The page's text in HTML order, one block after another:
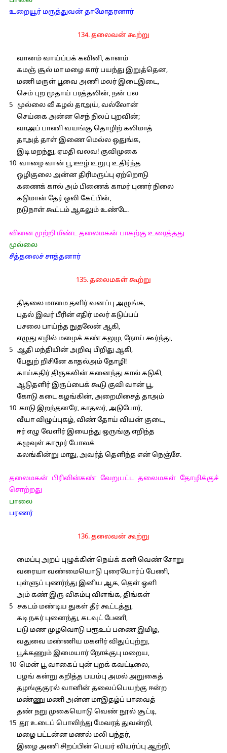
உறையூர் மருத்துவன் தாமோதரனார்
134. தலைவன் கூற்று
வானம் வாய்ப்பக் கவினி, கானம்
கமஞ் சூல் மா மழை கார் பயந்து இறுத்தென,
மணி மருள் பூவை அணி மலர் இடைஇடை,
செம் புற மூதாய் பரத்தலின், நன் பல
5 முல்லை வீ கழல் தாஅய், வல்லோன்
செய்கை அன்ன செந் நிலப் புறவின்;
வாஅப் பாணி வயங்கு தொழிற் கலிமாத்
தாஅத் தாள் இணை மெல்ல ஒதுங்க,
இடி மறந்து, ஏமதி வலவ! குவிமுகை
10 வாழை வான் பூ ஊழ் உறுபு உதிர்ந்த
ஒழிகுலை அன்ன திரிமருப்பு ஏற்றொடு
கணைக் கால் அம் பிணைக் காமர் புணர் நிலை
கடுமான் தேர் ஒலி கேட்பின்,
நடுநாள் கூட்டம் ஆகலும் உண்டே.
வினை முற்றி மீண்ட தலைமகன் பாகற்கு உரைத்தது
முல்லை
சீத்தலைச் சாத்தனார்
135. தலைமகள் கூற்று
திதலை மாமை தளிர் வனப்பு அழுங்க,
புதல் இவர் பீரின் எதிர் மலர் கடுப்பப்
பசலை பாய்ந்த நுதலேன் ஆகி,
எழுது எழில் மழைக் கண் கலுழ, நோய் கூர்ந்து,
5 ஆதி மந்தியின் அறிவு பிறிது ஆகி,
பேதுற் றிசினே காதல்அம் தோழி!
காய்கதிர் திருகலின் கனைந்து கால் கடுகி,
ஆடுதளிர் இருப்பைக் கூடு குவி வான் பூ,
கோடு கடை கழங்கின், அறைமிசைத் தாஅம்
10 காடு இறந்தனரே, காதலர், அடுபோர்,
வீயா விழுப்புகழ், விண் தோய் வியன் குடை,
ஈர் எழு வேளிர் இயைந்து ஒருங்கு எறிந்த
கழுவுள் காமூர் போலக்
கலங்கின்று மாது, அவர்த் தெளிந்த என் நெஞ்சே.
தலைமகன் பிரிவின்கண் வேறுபட்ட தலைமகள் தோழிக்குச்
சொற்றது
பாலை
பரணர்
136. தலைவன் கூற்று
மைப்பு அறப் புழுக்கின் நெய்க் கனி வெண் சோறு
வரையா வண்மையொடு புரையோர்ப் பேணி,
புள்ளுப் புணர்ந்து இனிய ஆக, தெள் ஒளி
அம் கண் இரு விசும்பு விளங்க, திங்கள்
5 சகடம் மண்டிய துகள் தீர் கூட்டத்து,
கடி நகர் புனைந்து, கடவுட் பேணி,
படு மண முழவொடு பரூஉப் பணை இமிழ,
வதுவை மண்ணிய மகளிர் விதுப்புற்று,
பூக்கணும் இமையார் நோக்குபு மறைய,
10 மென் பூ வாகைப் புன் புறக் கவட்டிலை,
பழங் கன்று கறித்த பயம்பு அமல் அறுகைத்
தழங்குகுரல் வானின் தலைப்பெயற்கு ஈன்ற
மண்ணு மணி அன்ன மாஇதழ்ப் பாவைத்
தண் நறு முகையொடு வெண் நூல் சூட்டி,
15 தூ உடைப் பொலிந்து மேவரத் துவன்றி,
மழை பட்டன்ன மணல் மலி பந்தர்,
இழை அணி சிறப்பின் பெயர் வியர்ப்பு ஆற்றி,